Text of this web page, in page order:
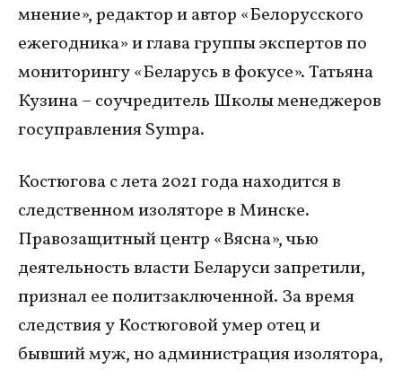
мнение», редактор и автор «Белорусского
ежегодника» и глава группы экспертов по
мониторингу «Беларусь в фокусе». Татьяна
Кузина – соучредитель Школы менеджеров
госуправления Sympa.
Костюгова с лета 2021 года находится в
следственном изоляторе в Минске.
Правозащитный центр «Вясна», чью
деятельность власти Беларуси запретили,
признал ее политзаключенной. За время
следствия у Костюговой умер отец и
бывший муж, но администрация изолятора,